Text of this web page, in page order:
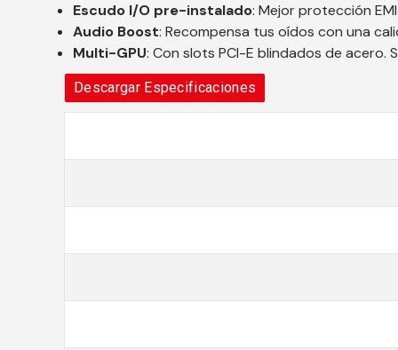
Escudo I/O pre-instalado: Mejor protección
Audio Boost: Recompensa tus oídos con una
Multi-GPU: Con slots PCI-E blindados de acero.
Descargar Especificaciones